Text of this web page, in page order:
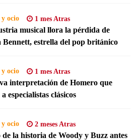
ocio 1 mes Atras
musical llora la pérdida de
estrella del pop británico
ocio 1 mes Atras
interpretación de Homero que
especialistas clásicos
ocio 2 meses Atras
de la historia de Woody y Buzz antes